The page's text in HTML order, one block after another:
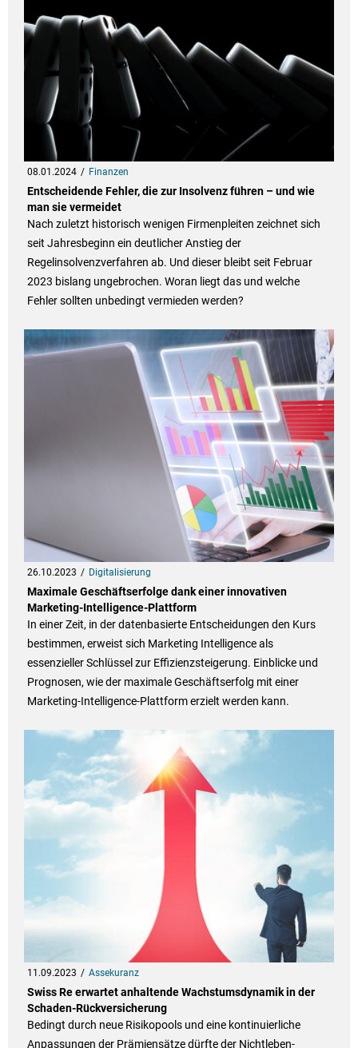
08.01.2024 Finanzen
Entscheidende Fehler, die zur Insolvenz führen – und wie
man sie vermeidet
Nach zuletzt historisch wenigen Firmenpleiten zeichnet sich
seit Jahresbeginn ein deutlicher Anstieg der
Regelinsolvenzverfahren ab. Und dieser bleibt seit Februar
2023 bislang ungebrochen. Woran liegt das und welche
Fehler sollten unbedingt vermieden werden?
26.10.2023 Digitalisierung
Maximale Geschäftserfolge dank einer innovativen
Marketing-Intelligence-Plattform
In einer Zeit, in der datenbasierte Entscheidungen den Kurs
bestimmen, erweist sich Marketing Intelligence als
essenzieller Schlüssel zur Effizienzsteigerung. Einblicke und
Prognosen, wie der maximale Geschäftserfolg mit einer
Marketing-Intelligence-Plattform erzielt werden kann.
11.09.2023 Assekuranz
Swiss Re erwartet anhaltende Wachstumsdynamik in der
Schaden-Rückversicherung
Bedingt durch neue Risikopools und eine kontinuierliche
Anpassungen der Prämiensätze dürfte der Nichtleben-